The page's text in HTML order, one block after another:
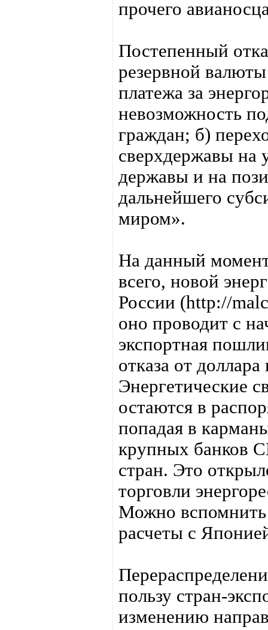
прочего
Постепенный
резервной
платежа за
невозможность
граждан; б)
сверхдержавы на
державы и на
дальнейшего
миром».
На данный
всего, новой
России (http://
оно проводит с
экспортная
отказа от
Энергетические
остаются в
попадая в
крупных банков
стран. Это
торговли
Можно вспомнить
расчеты с
пользу стран-
изменению